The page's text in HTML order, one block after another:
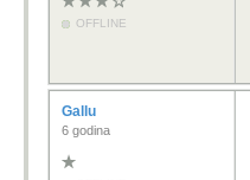
OFFLINE
Gallu
6 godina